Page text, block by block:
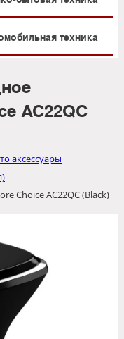
техника
AC22QC
аксессуары
Choice AC22QC (Black)